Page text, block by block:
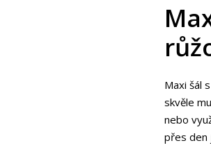
Maxi šál
skvěle
nebo
přes den